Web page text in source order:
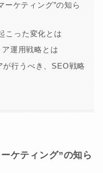
ーケティング”の知ら
こった変化とは
運用戦略とは
行うべき、SEO戦略
ケティング”の知ら